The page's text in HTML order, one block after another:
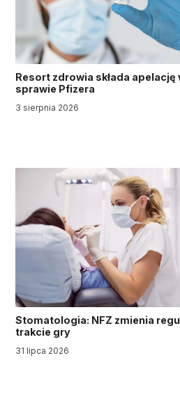
Resort zdrowia składa apelację
sprawie Pfizera
3 sierpnia 2026
Stomatologia: NFZ zmienia
trakcie gry
31 lipca 2026